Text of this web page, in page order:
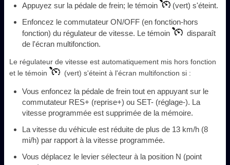
Appuyez sur la pédale de frein; le témoin
(vert) s'éteint.
Enfoncez le commutateur ON/OFF (en fonction-hors
fonction) du régulateur de vitesse. Le témoin
disparaît
de l'écran multifonction.
Le régulateur de vitesse est automatiquement mis hors fonction
et le témoin
(vert) s'éteint à l'écran multifonction si :
Vous enfoncez la pédale de frein tout en appuyant sur le
commutateur RES+ (reprise+) ou SET- (réglage-). La
vitesse programmée est supprimée de la mémoire.
La vitesse du véhicule est réduite de plus de 13 km/h (8
mi/h) par rapport à la vitesse programmée.
Vous déplacez le levier sélecteur à la position N (point